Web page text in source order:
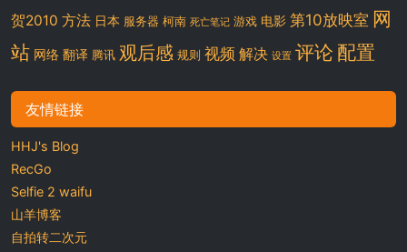
贺2010 方法 日本 服务器 柯南 死亡笔记 游戏 电影 第10放映室 网
站 网络 翻译 腾讯 观后感 规则 视频 解决 设置 评论 配置
友情链接
HHJ's Blog
RecGo
Selfie 2 waifu
山羊博客
自拍转二次元